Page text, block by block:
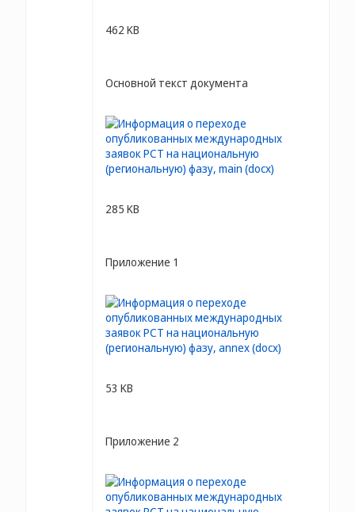
462 KB
Основной текст документа
285 KB
Приложение 1
53 KB
Приложение 2